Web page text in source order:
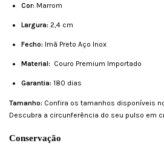
Cor: Marrom
Largura: 2,4 cm
Fecho: Imã Preto Aço Inox
Material: Couro Premium Importado
Garantia: 180 dias
Tamanho: Confira os tamanhos disponíveis
Descubra a circunferência do seu pulso em
Conservação